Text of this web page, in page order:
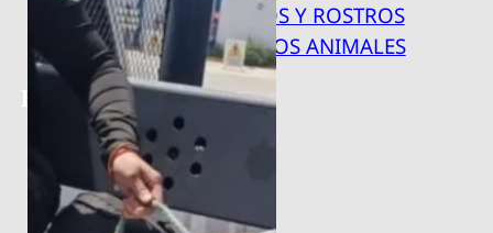
RASTROS Y ROSTROS
VÍNCULOS ANIMALES